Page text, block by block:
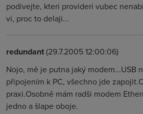
podivejte, kteri provideri vubec
vi, proc to delaji...
redundant(29.7.2005 12:00:06)
Nojo, mě je putna jaký modem...USB
připojením k PC, všechno jde
praxi.Osobně mám radši modem
jedno a šlape oboje.